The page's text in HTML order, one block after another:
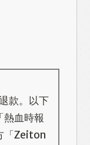
款。以下
熱血時報
「Zeiton